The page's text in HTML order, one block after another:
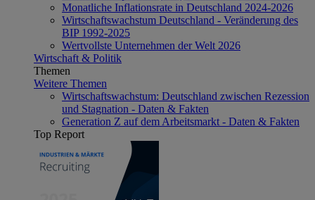
Monatliche Inflationsrate in Deutschland 2024-2026
Wirtschaftswachstum Deutschland - Veränderung des
BIP 1992-2025
Wertvollste Unternehmen der Welt 2026
Wirtschaft & Politik
Themen
Weitere Themen
Wirtschaftswachstum: Deutschland zwischen Rezession
und Stagnation - Daten & Fakten
Generation Z auf dem Arbeitsmarkt - Daten & Fakten
Top Report